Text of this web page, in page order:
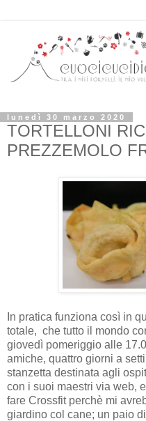
lunedì 30 marzo 2020
TORTELLONI
PREZZEMOLO
In pratica funziona così in
totale, che tutto il mondo
giovedì pomeriggio alle
amiche, quattro giorni a
stanzetta destinata agli
con i suoi maestri via web,
fare Crossfit perchè mi
giardino col cane; un paio